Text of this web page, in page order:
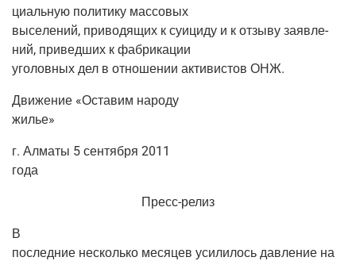
ци­аль­ную поли­ти­ку массовых
высе­ле­ний, при­во­дя­щих к суи­ци­ду и к отзы­ву заяв­ле­
ний, при­вед­ших к фабрикации
уго­лов­ных дел в отно­ше­нии акти­ви­стов ОНЖ.
Дви­же­ние «Оста­вим народу
жилье»
г. Алма­ты 5 сен­тяб­ря 2011
года
Пресс-релиз
В
послед­ние несколь­ко меся­цев уси­ли­лось дав­ле­ние на